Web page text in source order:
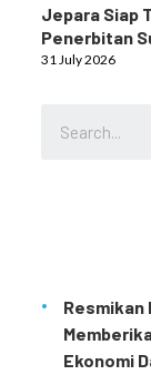
Jepara Siap
Penerbitan
31 July 2026
Resmikan
Ekonomi